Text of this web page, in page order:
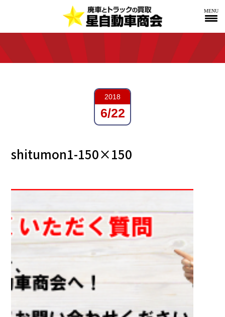
MENU
2018
6/22
shitumon1-150×150